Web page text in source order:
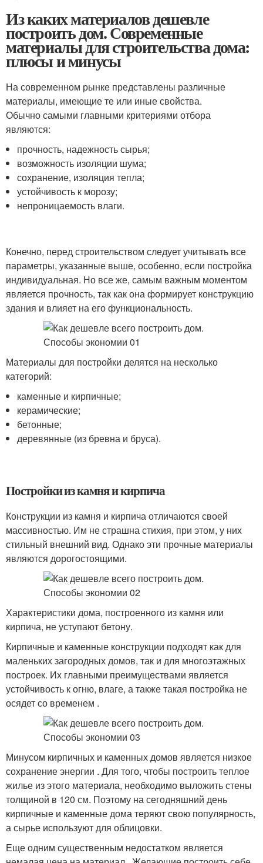
Из каких материалов дешевле
построить дом. Современные
материалы для строительства дома:
плюсы и минусы
На современном рынке представлены различные
материалы, имеющие те или иные свойства.
Обычно самыми главными критериями отбора
являются:
прочность, надежность сырья;
возможность изоляции шума;
сохранение, изоляция тепла;
устойчивость к морозу;
непроницаемость влаги.
Конечно, перед строительством следует учитывать все
параметры, указанные выше, особенно, если постройка
индивидуальная. Но все же, самым важным моментом
является прочность, так как она формирует конструкцию
здания и влияет на его функциональность.
Материалы для постройки делятся на несколько
категорий:
каменные и кирпичные;
керамические;
бетонные;
деревянные (из бревна и бруса).
Постройки из камня и кирпича
Конструкции из камня и кирпича отличаются своей
массивностью. Им не страшна стихия, при этом, у них
стильный внешний вид. Однако эти прочные материалы
являются дорогостоящими.
Характеристики дома, построенного из камня или
кирпича, не уступают бетону.
Кирпичные и каменные конструкции подходят как для
маленьких загородных домов, так и для многоэтажных
построек. Их главными преимуществами является
устойчивость к огню, влаге, а также такая постройка не
осядет со временем .
Минусом кирпичных и каменных домов является низкое
сохранение энергии . Для того, чтобы построить теплое
жилье из этого материала, необходимо выложить стены
толщиной в 120 см. Поэтому на сегодняшний день
кирпичные и каменные дома теряют свою популярность,
а сырье используют для облицовки.
Еще одним существенным недостатком является